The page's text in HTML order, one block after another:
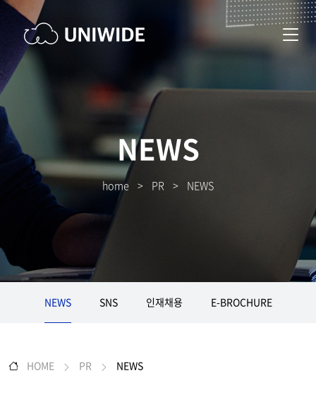
NEWS
home > PR > NEWS
NEWS SNS 인재채용 E-BROCHURE
HOME PR NEWS